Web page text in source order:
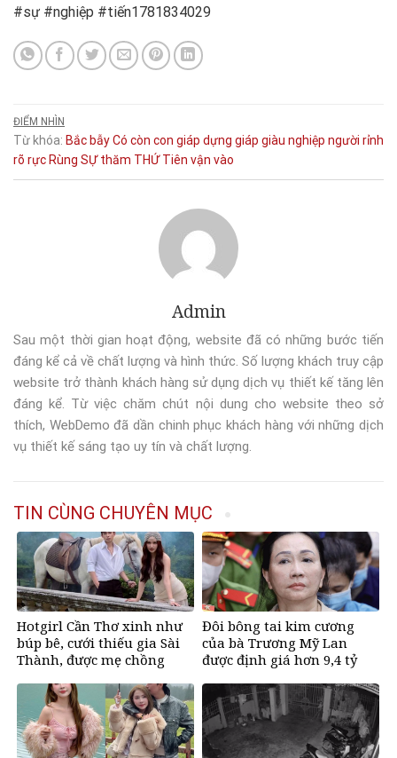
#sự #nghiệp #tiến1781834029
ĐIỂM NHÌN
Từ khóa: BắcbẫyCó còn con giáp dựng giáp giàu nghiệp người rỉnh
rõ rựcRùng SỰ thăm THỨ Tiên vận vào
Admin
Sau một thời gian hoạt động, website đã có những bước tiến
đáng kể cả về chất lượng và hình thức. Số lượng khách truy cập
website trở thành khách hàng sử dụng dịch vụ thiết kế tăng lên
đáng kể. Từ việc chăm chút nội dung cho website theo sở
thích, WebDemo đã dần chinh phục khách hàng với những dịch
vụ thiết kế sáng tạo uy tín và chất lượng.
TIN CÙNG CHUYÊN MỤC
Hotgirl Cần Thơ xinh như
búp bê, cưới thiếu gia Sài
Thành, được mẹ chồng
Đôi bông tai kim cương
của bà Trương Mỹ Lan
được định giá hơn 9,4 tỷ